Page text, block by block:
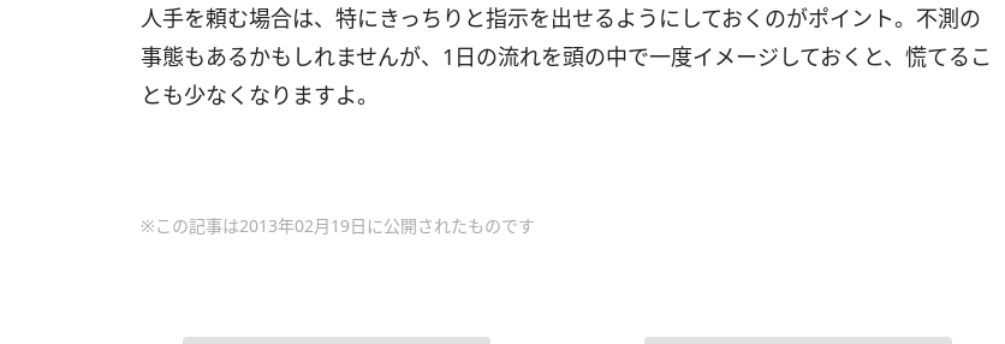
人手を頼む場合は、特にきっちりと指示を出せるようにしておくのがポイント。不測の
事態もあるかもしれませんが、1日の流れを頭の中で一度イメージしておくと、慌てるこ
とも少なくなりますよ。
※この記事は2013年02月19日に公開されたものです